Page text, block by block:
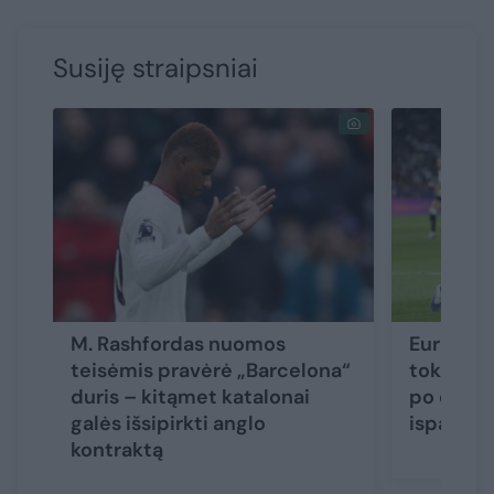
Susiję straipsniai
M. Rashfordas nuomos
teisėmis pravėrė „Barcelona“
duris – kitąmet katalonai
galės išsipirkti anglo
kontraktą
tokio
po
ispanės